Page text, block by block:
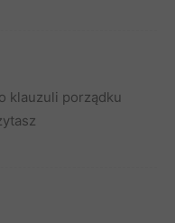
klauzuli porządku